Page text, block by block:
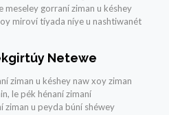
gorraní ziman u késhey
miroví tíyada níye u nashtiwanét
Netewe
ziman u késhey naw xoy ziman
le pék hénaní zimaní
ziman u peyda búní shéwey